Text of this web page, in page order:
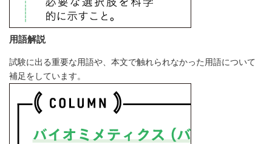
用語解説
試験に出る重要な用語や、本文で触れられなかった用語について
補足をしています。